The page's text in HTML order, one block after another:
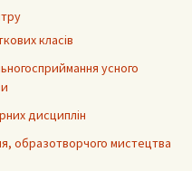
класів
усного
дисциплін
образотворчого мистецтва